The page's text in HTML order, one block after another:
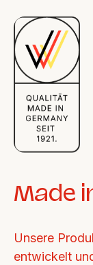
Made
Unsere
entwickelt